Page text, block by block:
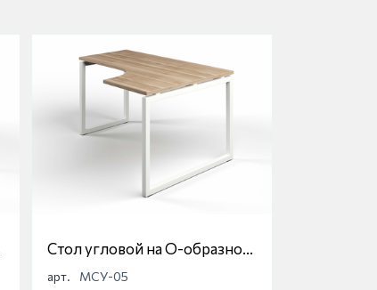
Стол угловой на О-образной
опоре Магна МСУ-05
арт.
МСУ-05